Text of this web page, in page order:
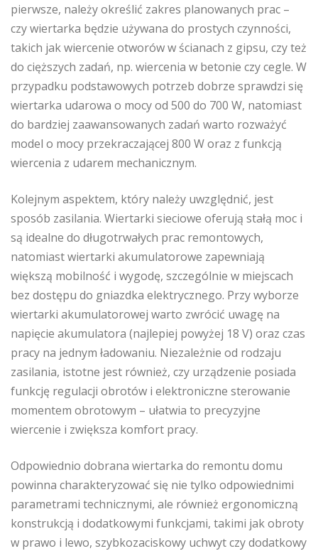
pierwsze, należy określić zakres planowanych prac –
czy wiertarka będzie używana do prostych czynności,
takich jak wiercenie otworów w ścianach z gipsu, czy też
do cięższych zadań, np. wiercenia w betonie czy cegle. W
przypadku podstawowych potrzeb dobrze sprawdzi się
wiertarka udarowa o mocy od 500 do 700 W, natomiast
do bardziej zaawansowanych zadań warto rozważyć
model o mocy przekraczającej 800 W oraz z funkcją
wiercenia z udarem mechanicznym.
Kolejnym aspektem, który należy uwzględnić, jest
sposób zasilania. Wiertarki sieciowe oferują stałą moc i
są idealne do długotrwałych prac remontowych,
natomiast wiertarki akumulatorowe zapewniają
większą mobilność i wygodę, szczególnie w miejscach
bez dostępu do gniazdka elektrycznego. Przy wyborze
wiertarki akumulatorowej warto zwrócić uwagę na
napięcie akumulatora (najlepiej powyżej 18 V) oraz czas
pracy na jednym ładowaniu. Niezależnie od rodzaju
zasilania, istotne jest również, czy urządzenie posiada
funkcję regulacji obrotów i elektroniczne sterowanie
momentem obrotowym – ułatwia to precyzyjne
wiercenie i zwiększa komfort pracy.
Odpowiednio dobrana wiertarka do remontu domu
powinna charakteryzować się nie tylko odpowiednimi
parametrami technicznymi, ale również ergonomiczną
konstrukcją i dodatkowymi funkcjami, takimi jak obroty
w prawo i lewo, szybkozaciskowy uchwyt czy dodatkowy